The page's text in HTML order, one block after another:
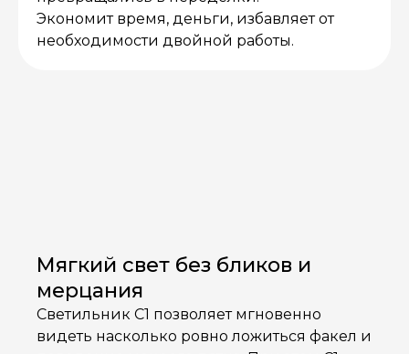
Экономит время, деньги, избавляет от
необходимости двойной работы.
Мягкий свет без бликов и
мерцания
Светильник С1 позволяет мгновенно
видеть насколько ровно ложиться факел и